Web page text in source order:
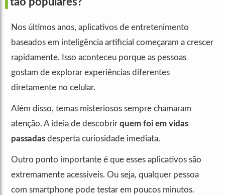
Nos últimos anos, aplicativos de entretenimento
baseados em inteligência artificial começaram a crescer
rapidamente. Isso aconteceu porque as pessoas
gostam de explorar experiências diferentes
diretamente no celular.
Além disso, temas misteriosos sempre chamaram
atenção. A ideia de descobrir quem foi em vidas
passadas desperta curiosidade imediata.
Outro ponto importante é que esses aplicativos são
extremamente acessíveis. Ou seja, qualquer pessoa
com smartphone pode testar em poucos minutos.